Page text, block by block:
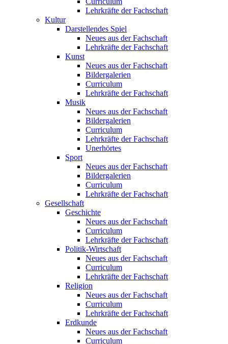
Lehrkräfte der Fachschaft
Kultur
Darstellendes Spiel
Neues aus der Fachschaft
Lehrkräfte der Fachschaft
Kunst
Neues aus der Fachschaft
Bildergalerien
Curriculum
Lehrkräfte der Fachschaft
Musik
Neues aus der Fachschaft
Bildergalerien
Curriculum
Lehrkräfte der Fachschaft
Unerhörtes
Sport
Neues aus der Fachschaft
Bildergalerien
Curriculum
Lehrkräfte der Fachschaft
Gesellschaft
Geschichte
Neues aus der Fachschaft
Curriculum
Lehrkräfte der Fachschaft
Politik-Wirtschaft
Neues aus der Fachschaft
Curriculum
Lehrkräfte der Fachschaft
Religion
Neues aus der Fachschaft
Curriculum
Lehrkräfte der Fachschaft
Erdkunde
Neues aus der Fachschaft
Curriculum